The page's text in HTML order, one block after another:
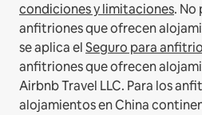
condiciones y limitaciones. No
anfitriones que ofrecen
se aplica elSeguro para
anfitriones que ofrecen
Airbnb Travel LLC. Para los
alojamientos en China